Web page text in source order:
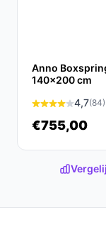
duurzaamheid.
heeft voor een
aanvulling op
Ontdek alle
behoeften!
Anno
140x200 cm
4,7(84)
€755,00